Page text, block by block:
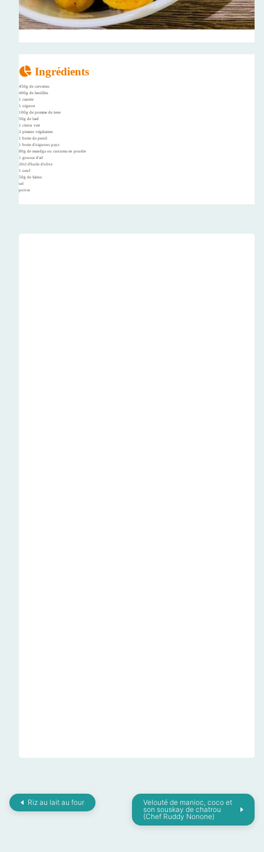
Ingrédients
450g de crevettes
400g de lentilles
1 carotte
1 oignon
100g de pomme de terre
50g de lard
1 citron vert
2 piment végétarien
1 botte de persil
1 botte d'oignons pays
80g de mandga ou curcuma en poudre
1 gousse d'ail
20cl d'huile d'olive
1 oeuf
50g de farine
sel
poivre
Riz au lait au four
Velouté de manioc, coco et
son souskay de chatrou
(Chef Ruddy Nonone)